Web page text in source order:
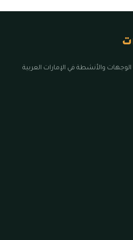
والأنشطة في الإمارات العربية